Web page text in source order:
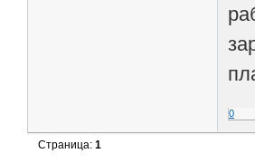
0
Страница:1